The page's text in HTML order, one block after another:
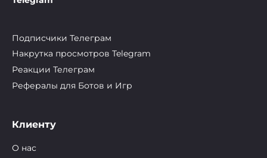
Подписчики Телеграм
Накрутка просмотров Telegram
Реакции Телеграм
Рефералы для Ботов и Игр
Клиенту
О нас